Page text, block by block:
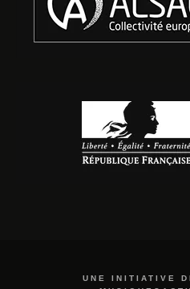
UNE INITIATIVE